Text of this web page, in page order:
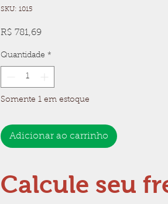
SKU: 1015
R$ 781,69Preço
Quantidade *
Somente 1 em estoque
Adicionar ao carrinho
Calcule seu